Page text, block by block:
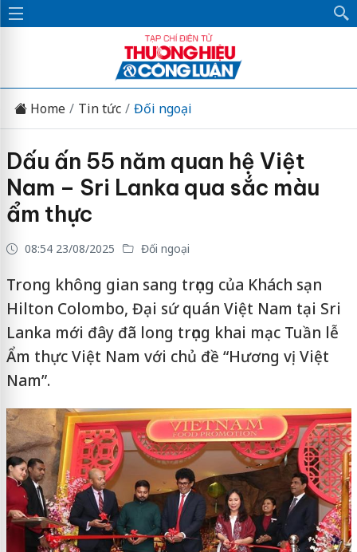
Home Tin tức Đối ngoại
Dấu ấn 55 năm quan hệ Việt
Nam – Sri Lanka qua sắc màu
ẩm thực
08:54 23/08/2025 Đối ngoại
Trong không gian sang trọng của Khách sạn
Hilton Colombo, Đại sứ quán Việt Nam tại Sri
Lanka mới đây đã long trọng khai mạc Tuần lễ
Ẩm thực Việt Nam với chủ đề “Hương vị Việt
Nam”.